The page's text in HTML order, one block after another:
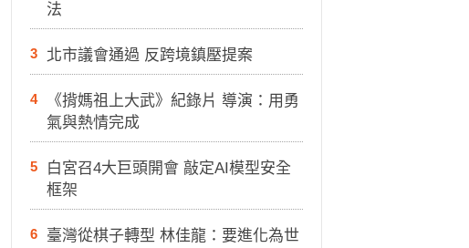
法
3 北市議會通過 反跨境鎮壓提案
4
《揹媽祖上大武》紀錄片 導演：用勇
氣與熱情完成
5
白宮召4大巨頭開會 敲定AI模型安全
框架
6
臺灣從棋子轉型 林佳龍：要進化為世